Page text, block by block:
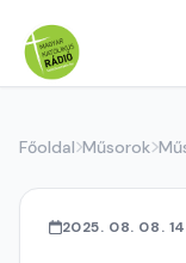
Főoldal Műsorok
2025. 08. 08.